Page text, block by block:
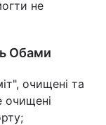
не
Обами
очищені та
очищені